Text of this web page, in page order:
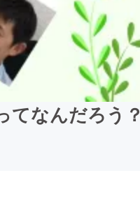
てなんだろう？